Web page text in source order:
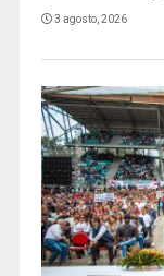
3 agosto, 2026